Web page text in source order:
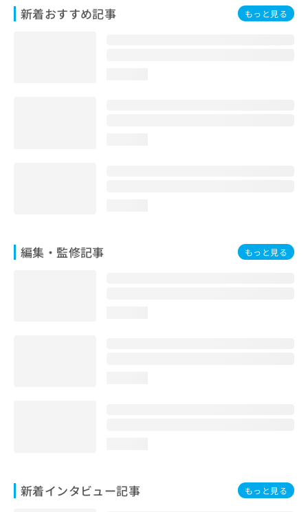
新着おすすめ記事 もっと見る
編集・監修記事 もっと見る
新着インタビュー記事 もっと見る
お
問